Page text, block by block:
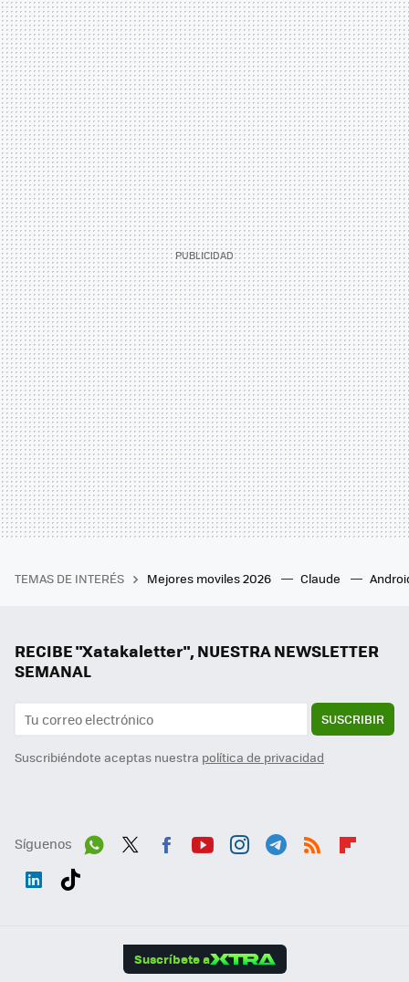
TEMAS DE INTERÉS Mejores moviles 2026 Claude
RECIBE "Xatakaletter", NUESTRA NEWSLETTER
SEMANAL
SUSCRIBIR
Suscribiéndote aceptas nuestra política de privacidad
Síguenos
Suscríbete a